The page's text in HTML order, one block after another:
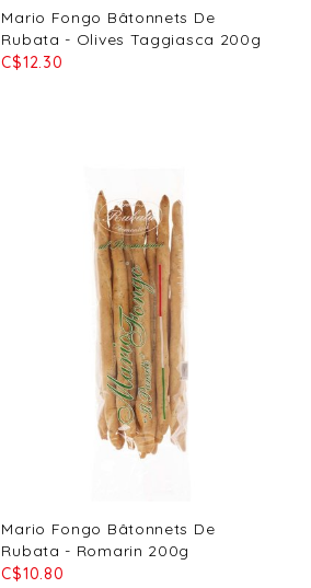
Mario Fongo Bâtonnets De
Rubata - Olives Taggiasca 200g
C$12.30
Mario Fongo Bâtonnets De
Rubata - Romarin 200g
C$10.80